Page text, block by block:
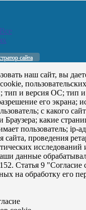
сайта
наш сайт, вы
тип и версия ОС; тип и
его экрана;
с какого
какие
пользователь; ip-
проведения
данные
Статья 9 "Согласие
на обработку его